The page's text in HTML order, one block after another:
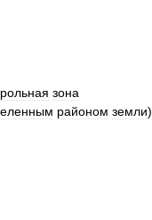
зона
районом земли)